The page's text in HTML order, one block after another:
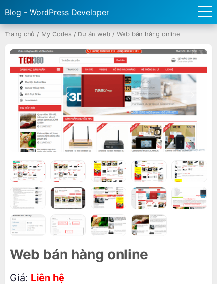
Blog - WordPress Developer
Trang chủ / My Codes / Dự án web / Web bán hàng online
Web bán hàng online
Giá: Liên hệ